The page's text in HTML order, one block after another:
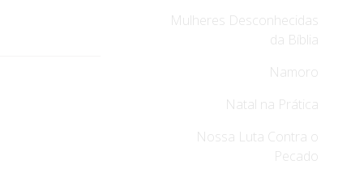
Mulheres Desconhecidas
da Bíblia
Namoro
Natal na Prática
Nossa Luta Contra o
Pecado